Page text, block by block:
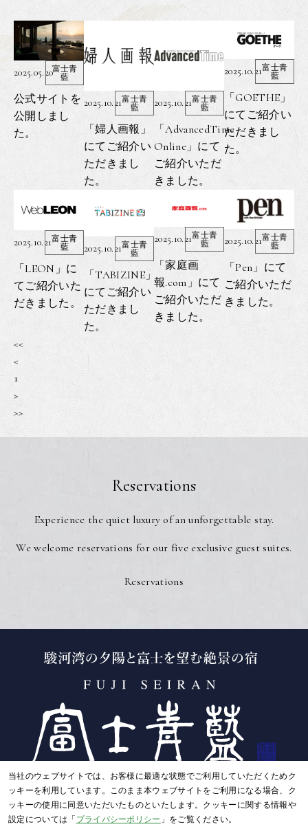
2025.05.20富士青
藍
公式サイトを
公開しまし
た。
2025.10.21富士青
藍
「婦人画報」
にてご紹介い
ただきまし
た。
2025.10.21富士青
藍
「AdvancedTime
Online」にて
ご紹介いただ
きました。
2025.10.21富士青
藍
「GOETHE」
にてご紹介い
ただきまし
た。
2025.10.21富士青
藍
「LEON」に
てご紹介いた
だきました。
2025.10.21富士青
藍
「TABIZINE」
にてご紹介い
ただきまし
た。
2025.10.21富士青
藍
「家庭画
報.com」にて
ご紹介いただ
きました。
2025.10.21富士青
藍
「Pen」にて
ご紹介いただ
きました。
<<
<
1
>
>>
Reservations
Experience the quiet luxury of an unforgettable stay.
We welcome reservations for our five exclusive guest suites.
Reservations
Fuji Seiran
3878-61 Heda, Numazu-shi, Shizuoka 410-3402
Tel: +81-558-94-2345
当社のウェブサイトでは、お客様に最適な状態でご利用していただくためク
ッキーを利用しています。このまま本ウェブサイトをご利用になる場合、ク
ッキーの使用に同意いただいたものといたします。クッキーに関する情報や
設定については「 プライバシーポリシー 」をご覧ください。